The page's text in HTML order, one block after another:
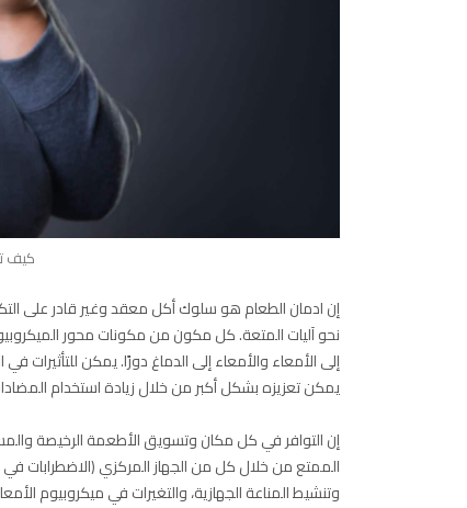
كيف
إن ادمان الطعام هو سلوك أكل معقد وغير قادر على
نحو آليات المتعة. كل مكون من مكونات محور
إلى الأمعاء والأمعاء إلى الدماغ دورًا. يمكن للتأثيرات
يمكن تعزيزه بشكل أكبر من خلال زيادة استخدام
إن التوافر في كل مكان وتسويق الأطعمة الرخيصة
الممتع من خلال كل من الجهاز المركزي (الاضطرابات في
وتنشيط المناعة الجهازية، والتغيرات في ميكروبيوم